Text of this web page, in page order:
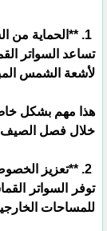
تساعد السواتر
لأشعة الشمس
هذا مهم بشكل
خلال فصل
توفر السواتر
للمساحات